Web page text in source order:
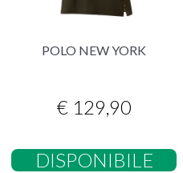
POLO NEW YORK
€ 129,90
DISPONIBILE